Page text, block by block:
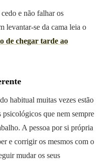
e não falhar os
levantar-se da cama leia o
de chegar tarde ao
habitual muitas vezes estão
psicológicos que nem sempre
A pessoa por si própria
e corrigir os mesmos com o
mudar os seus